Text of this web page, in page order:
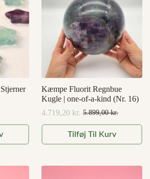
Kæmpe Fluorit Regnbue
Kugle | one-of-a-kind (Nr. 16)
5.899,00kr.
Den
oprindelige
var:
4.719,20 kr.
Den
aktuelle
er:
Tilføj Til Kurv